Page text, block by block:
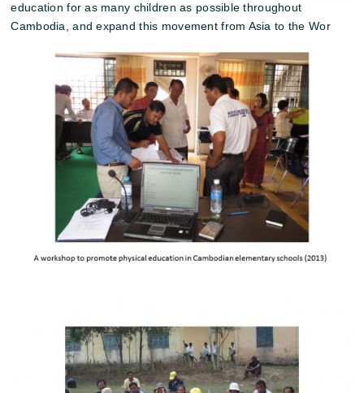
education for as many children as possible throughout
Cambodia, and expand this movement from Asia to the Wor